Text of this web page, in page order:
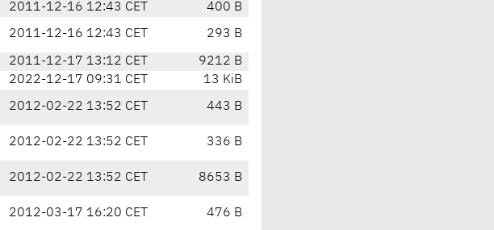
2011-12-16 12:43 CET
400 B
2011-12-16 12:43 CET 293 B
2011-12-17 13:12 CET
9212 B
2022-12-17 09:31 CET
13 KiB
2012-02-22 13:52 CET 443 B
2012-02-22 13:52 CET 336 B
2012-02-22 13:52 CET 8653 B
2012-03-17 16:20 CET 476 B